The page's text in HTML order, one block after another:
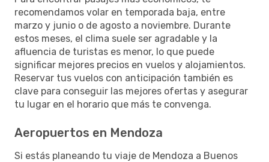
recomendamos volar en temporada baja, entre
marzo y junio o de agosto a noviembre. Durante
estos meses, el clima suele ser agradable y la
afluencia de turistas es menor, lo que puede
significar mejores precios en vuelos y alojamientos.
Reservar tus vuelos con anticipación también es
clave para conseguir las mejores ofertas y asegurar
tu lugar en el horario que más te convenga.
Aeropuertos en Mendoza
Si estás planeando tu viaje de Mendoza a Buenos